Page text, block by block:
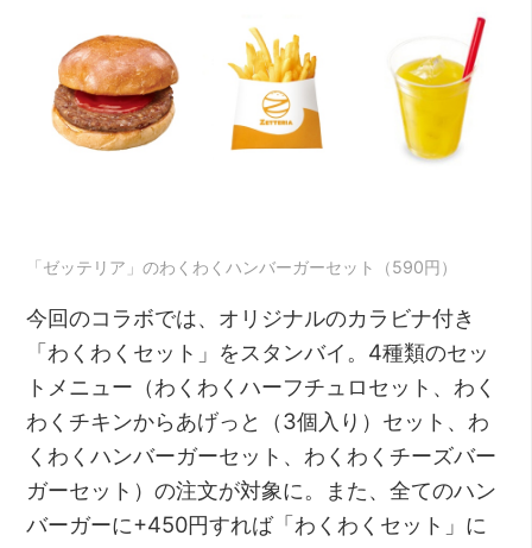
「ゼッテリア」のわくわくハンバーガーセット（590円）
今回のコラボでは、オリジナルのカラビナ付き
「わくわくセット」をスタンバイ。4種類のセッ
トメニュー（わくわくハーフチュロセット、わく
わくチキンからあげっと（3個入り）セット、わ
くわくハンバーガーセット、わくわくチーズバー
ガーセット）の注文が対象に。また、全てのハン
バーガーに+450円すれば「わくわくセット」に